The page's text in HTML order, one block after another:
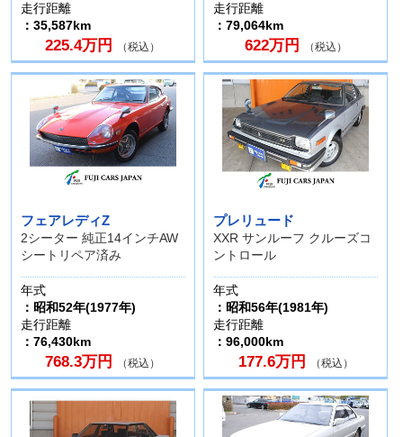
走行距離
：35,587km
225.4万円 （税込）
走行距離
：79,064km
622万円 （税込）
フェアレディZ
2シーター 純正14インチAW
シートリペア済み
年式
：昭和52年(1977年)
走行距離
：76,430km
768.3万円 （税込）
プレリュード
XXR サンルーフ クルーズコ
ントロール
年式
：昭和56年(1981年)
走行距離
：96,000km
177.6万円 （税込）